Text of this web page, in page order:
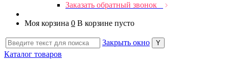
Заказать обратный звонок
Моя корзина 0 В корзине пусто
Закрыть окно
Каталог товаров